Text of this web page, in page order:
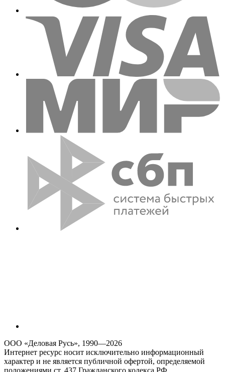
ООО «Деловая Русь», 1990—2026
Интернет ресурс носит исключительно информационный
характер и не является публичной офертой, определяемой